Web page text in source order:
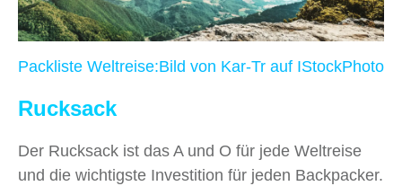
Packliste Weltreise:Bild von Kar-Tr auf IStockPhoto
Rucksack
Der Rucksack ist das A und O für jede Weltreise
und die wichtigste Investition für jeden Backpacker.